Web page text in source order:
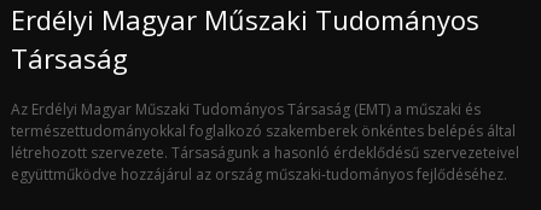
Erdélyi Magyar Műszaki Tudományos
Társaság
Az Erdélyi Magyar Műszaki Tudományos Társaság (EMT) a műszaki és
természettudományokkal foglalkozó szakemberek önkéntes belépés által
létrehozott szervezete. Társaságunk a hasonló érdeklődésű szervezeteivel
együttműködve hozzájárul az ország műszaki-tudományos fejlődéséhez.